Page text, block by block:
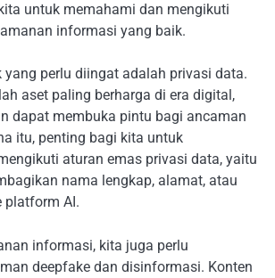
untuk memahami dan mengikuti
informasi yang baik.
yang perlu diingat adalah privasi data.
aset paling berharga di era digital,
dapat membuka pintu bagi ancaman
itu, penting bagi kita untuk
aturan emas privasi data, yaitu
nama lengkap, alamat, atau
platform AI.
informasi, kita juga perlu
deepfake dan disinformasi. Konten